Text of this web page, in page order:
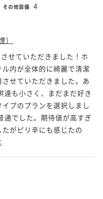
その他設備 4
）
せていただきました！ホ
内が全体的に綺麗で清潔
せていただきました。あ
達も小さく、まだまだ好き
プのプランを選択しまし
通でした。期待値が高すぎ
がピリ辛にも感じたの